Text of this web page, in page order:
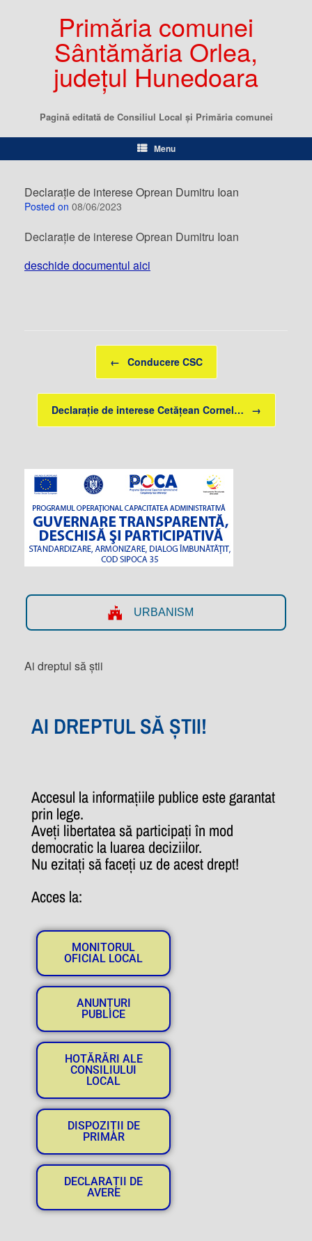
Primăria comunei
Sântămăria Orlea,
județul Hunedoara
Pagină editată de Consiliul Local şi Primăria comunei
Menu
Declarație de interese Oprean Dumitru Ioan
Posted on 08/06/2023
Declarație de interese Oprean Dumitru Ioan
deschide documentul aici
← Conducere CSC
Declarație de interese Cetățean Cornel… →
URBANISM
Ai dreptul să știi
AI DREPTUL SĂ ȘTII!
Accesul la informațiile publice este garantat
prin lege.
Aveți libertatea să participați în mod
democratic la luarea deciziilor.
Nu ezitați să faceți uz de acest drept!
Acces la:
MONITORUL
OFICIAL LOCAL
ANUNȚURI
PUBLICE
HOTĂRĂRI ALE
CONSILIULUI
LOCAL
DISPOZIȚII DE
PRIMAR
DECLARAȚII DE
AVERE